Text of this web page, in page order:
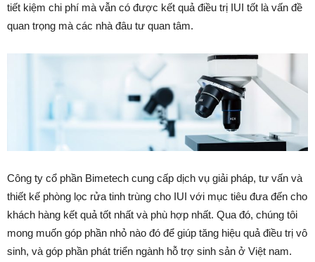
tiết kiệm chi phí mà vẫn có được kết quả điều trị IUI tốt là vấn đề
quan trọng mà các nhà đâu tư quan tâm.
Công ty cổ phần Bimetech cung cấp dịch vụ giải pháp, tư vấn và
thiết kế phòng lọc rửa tinh trùng cho IUI với mục tiêu đưa đến cho
khách hàng kết quả tốt nhất và phù hợp nhất. Qua đó, chúng tôi
mong muốn góp phần nhỏ nào đó để giúp tăng hiệu quả điều trị vô
sinh, và góp phần phát triển ngành hỗ trợ sinh sản ở Việt nam.